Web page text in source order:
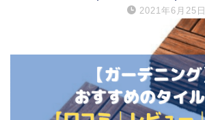
2021年6月25日